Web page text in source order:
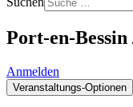
Port-en-
Anmelden
Veranstaltungs-Optionen